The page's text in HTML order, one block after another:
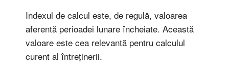
Indexul de calcul este, de regulă, valoarea
aferentă perioadei lunare încheiate. Această
valoare este cea relevantă pentru calculul
curent al întreținerii.